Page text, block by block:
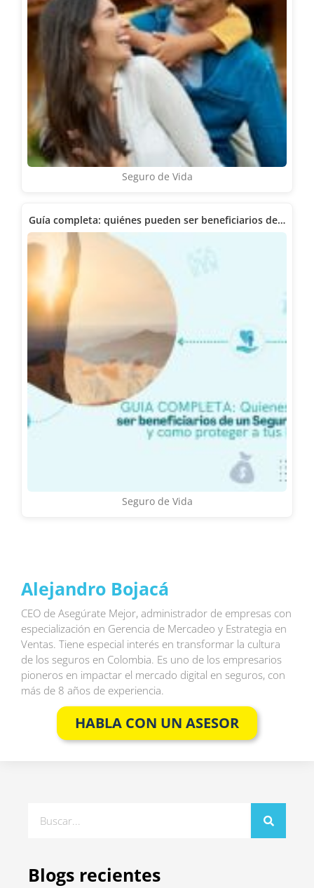
Seguro de Vida
Guía completa: quiénes pueden ser beneficiarios de…
Seguro de Vida
Alejandro Bojacá
CEO de Asegúrate Mejor, administrador de empresas con
especialización en Gerencia de Mercadeo y Estrategia en
Ventas. Tiene especial interés en transformar la cultura
de los seguros en Colombia. Es uno de los empresarios
pioneros en impactar el mercado digital en seguros, con
más de 8 años de experiencia.
HABLA CON UN ASESOR
Blogs recientes